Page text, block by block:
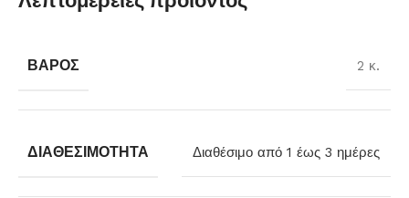
ΒΆΡΟΣ 2 κ.
ΔΙΑΘΕΣΙΜΌΤΗΤΑ Διαθέσιμο από 1 έως 3 ημέρες